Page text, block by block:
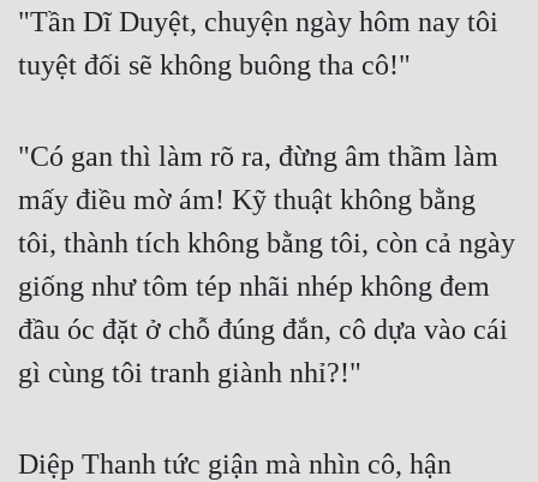
"Tần Dĩ Duyệt, chuyện ngày hôm nay tôi
tuyệt đối sẽ không buông tha cô!"
"Có gan thì làm rõ ra, đừng âm thầm làm
mấy điều mờ ám! Kỹ thuật không bằng
tôi, thành tích không bằng tôi, còn cả ngày
giống như tôm tép nhãi nhép không đem
đầu óc đặt ở chỗ đúng đắn, cô dựa vào cái
gì cùng tôi tranh giành nhỉ?!"
Diệp Thanh tức giận mà nhìn cô, hận